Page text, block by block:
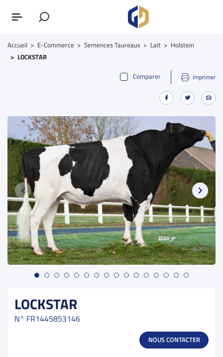
Accueil E-Commerce Semences Taureaux Lait
Holstein
LOCKSTAR
Comparer
Imprimer
LOCKSTAR
N° FR1445853146
NOUS CONTACTER